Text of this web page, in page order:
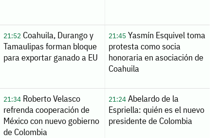
21:52Coahuila, Durango y
Tamaulipas forman bloque
para exportar ganado a EU
21:45Yasmín Esquivel toma
protesta como socia
honoraria en asociación de
Coahuila
21:34Roberto Velasco
refrenda cooperación de
México con nuevo gobierno
de Colombia
21:24Abelardo de la
Espriella: quién es el nuevo
presidente de Colombia